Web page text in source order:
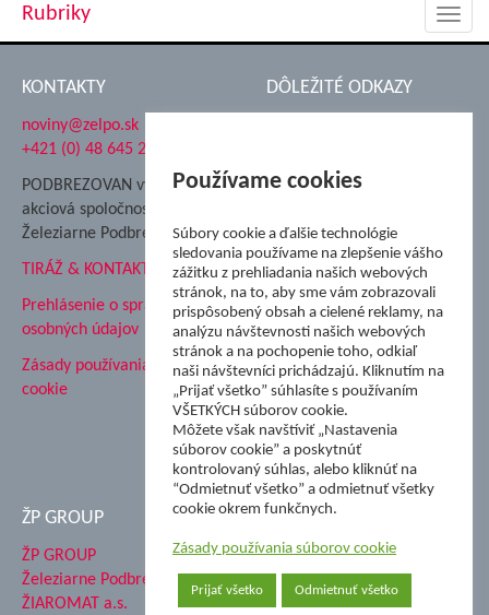
Rubriky
KONTAKTY
noviny@zelpo.sk
+421 (0) 48 645 2711
PODBREZOVAN vydáva
akciová spoločnosť
Železiarne Podbrezová
TIRÁŽ & KONTAKT
Prehlásenie o spracovaní
osobných údajov
Zásady používania súborov
cookie
DÔLEŽITÉ ODKAZY
Nadácia Železiarne
ŽP Informatika s.r.o.
ŠK Železiarne Podbrezová
Tále a.s.
ŽP GROUP
ŽP GROUP
Železiarne Podbrezová a.s.
ŽIAROMAT a.s.
Používame cookies
Súbory cookie a ďalšie technológie
sledovania používame na zlepšenie vášho
zážitku z prehliadania našich webových
stránok, na to, aby sme vám zobrazovali
prispôsobený obsah a cielené reklamy, na
analýzu návštevnosti našich webových
stránok a na pochopenie toho, odkiaľ
naši návštevníci prichádzajú. Kliknutím na
„Prijať všetko” súhlasíte s používaním
VŠETKÝCH súborov cookie.
Môžete však navštíviť „Nastavenia
súborov cookie” a poskytnúť
kontrolovaný súhlas, alebo kliknúť na
“Odmietnuť všetko” a odmietnuť všetky
cookie okrem funkčnych.
Zásady používania súborov cookie
Prijať všetko Odmietnuť všetko